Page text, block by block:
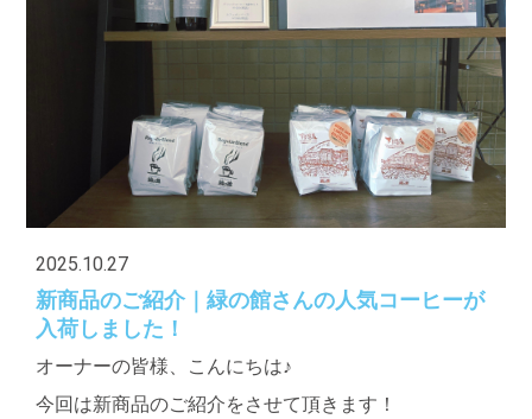
2025.10.27
新商品のご紹介｜緑の館さんの人気コーヒーが
入荷しました！
オーナーの皆様、こんにちは♪
今回は新商品のご紹介をさせて頂きます！